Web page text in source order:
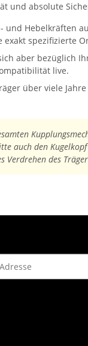
und absolute
Hebelkräften
spezifizierte
aber bezüglich
live.
über viele
auch den
des